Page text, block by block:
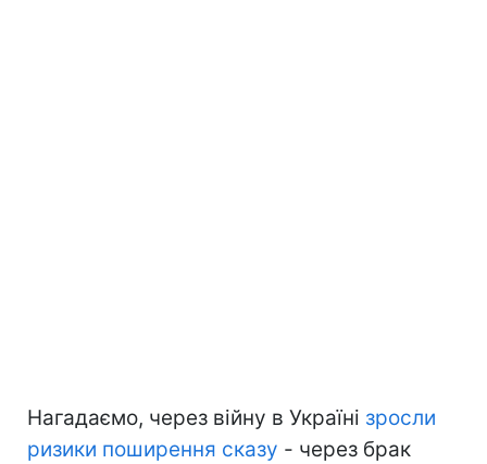
Нагадаємо, через війну в Україні зросли
ризики поширення сказу - через брак